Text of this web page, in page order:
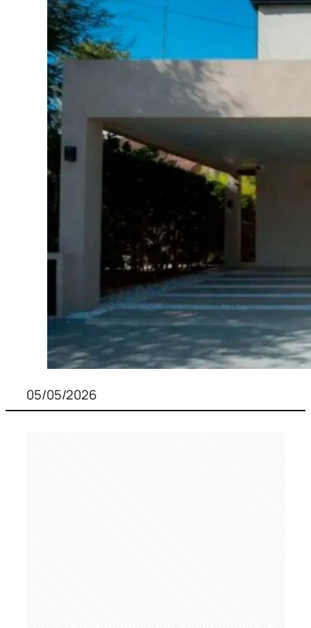
05/05/2026